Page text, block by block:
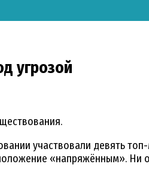
угрозой
участвовали девять
«напряжённым». Ни